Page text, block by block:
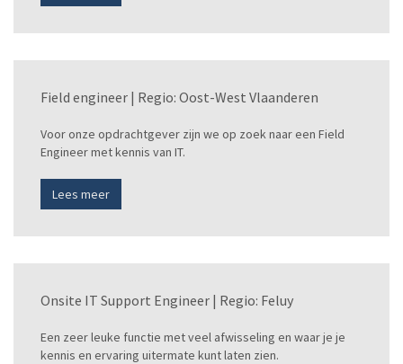
Field engineer | Regio: Oost-West Vlaanderen
Voor onze opdrachtgever zijn we op zoek naar een Field
Engineer met kennis van IT.
Lees meer
Onsite IT Support Engineer | Regio: Feluy
Een zeer leuke functie met veel afwisseling en waar je je
kennis en ervaring uitermate kunt laten zien.